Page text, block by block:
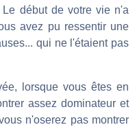
début de votre vie n'a
avez pu ressentir une
qui ne l'étaient pas
lorsque vous êtes en
assez dominateur et
n'oserez pas montrer